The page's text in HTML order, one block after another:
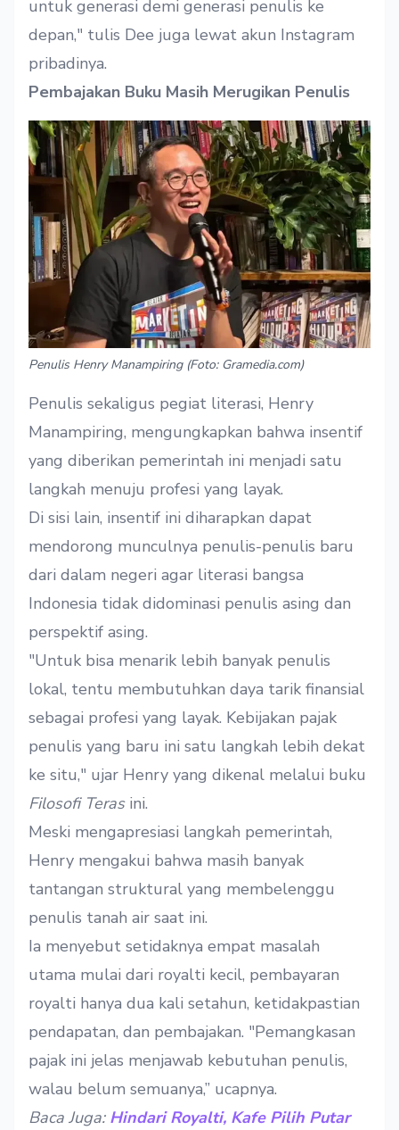
untuk generasi demi generasi penulis ke
depan," tulis Dee juga lewat akun Instagram
pribadinya.
Pembajakan Buku Masih Merugikan Penulis
Penulis Henry Manampiring (Foto: Gramedia.com)
Penulis sekaligus pegiat literasi, Henry
Manampiring, mengungkapkan bahwa insentif
yang diberikan pemerintah ini menjadi satu
langkah menuju profesi yang layak.
Di sisi lain, insentif ini diharapkan dapat
mendorong munculnya penulis-penulis baru
dari dalam negeri agar literasi bangsa
Indonesia tidak didominasi penulis asing dan
perspektif asing.
"Untuk bisa menarik lebih banyak penulis
lokal, tentu membutuhkan daya tarik finansial
sebagai profesi yang layak. Kebijakan pajak
penulis yang baru ini satu langkah lebih dekat
ke situ," ujar Henry yang dikenal melalui buku
Filosofi Teras ini.
Meski mengapresiasi langkah pemerintah,
Henry mengakui bahwa masih banyak
tantangan struktural yang membelenggu
penulis tanah air saat ini.
Ia menyebut setidaknya empat masalah
utama mulai dari royalti kecil, pembayaran
royalti hanya dua kali setahun, ketidakpastian
pendapatan, dan pembajakan. "Pemangkasan
pajak ini jelas menjawab kebutuhan penulis,
walau belum semuanya,” ucapnya.
Baca Juga: Hindari Royalti, Kafe Pilih Putar